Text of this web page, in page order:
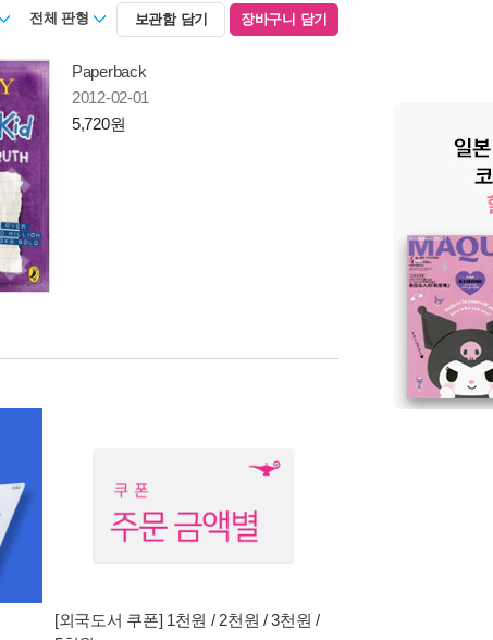
전체 판형 보관함 담기 장바구니 담기
Paperback
2012-02-01
5,720원
[외국도서 쿠폰] 1천원 / 2천원 / 3천원 /